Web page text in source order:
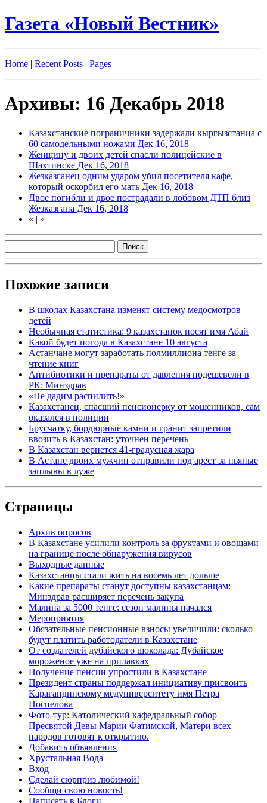
Газета «Новый Вестник»
Home | Recent Posts | Pages
Архивы: 16 Декабрь 2018
Казахстанские пограничники задержали кыргызстанца с
60 самодельными ножами Дек 16, 2018
Женщину и двоих детей спасли полицейские в
Шахтинске Дек 16, 2018
Жезказганец одним ударом убил посетителя кафе,
который оскорбил его мать Дек 16, 2018
Двое погибли и двое пострадали в лобовом ДТП близ
Жезказгана Дек 16, 2018
« | »
Похожие записи
В школах Казахстана изменят систему медосмотров
детей
Необычная статистика: 9 казахстанок носят имя Абай
Какой будет погода в Казахстане 10 августа
Астанчане могут заработать полмиллиона тенге за
чтение книг
Антибиотики и препараты от давления подешевели в
РК: Минздрав
«Не дадим распилить!»
Казахстанец, спасший пенсионерку от мошенников, сам
оказался в полиции
Брусчатку, бордюрные камни и гранит запретили
ввозить в Казахстан: уточнен перечень
В Казахстан вернется 41-градусная жара
В Астане двоих мужчин отправили под арест за пьяные
заплывы в луже
Страницы
Архив опросов
В Казахстане усилили контроль за фруктами и овощами
на границе после обнаружения вирусов
Выходные данные
Казахстанцы стали жить на восемь лет дольше
Какие препараты станут доступны казахстанцам:
Минздрав расширяет перечень закупа
Малина за 5000 тенге: сезон малины начался
Мероприятия
Обязательные пенсионные взносы увеличили: сколько
будут платить работодатели в Казахстане
От создателей дубайского шоколада: Дубайское
мороженое уже на прилавках
Получение пенсии упростили в Казахстане
Президент страны поддержал инициативу присвоить
Карагандинскому медуниверситету имя Петра
Поспелова
Фото-тур: Католический кафедральный собор
Пресвятой Девы Марии Фатимской, Матери всех
народов готовят к открытию.
Добавить объявления
Хрустальная Вода
Вход
Сделай сюрприз любимой!
Сообщи свою новость!